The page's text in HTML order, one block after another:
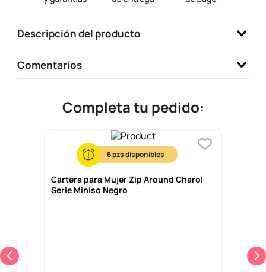
Descripción del producto
Comentarios
Completa tu pedido:
6
Cartera para Mujer Zip Around Charol
Serie Miniso Negro
10. one piece